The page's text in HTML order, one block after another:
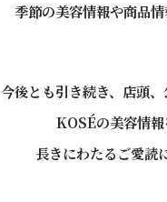
季節の美容情報や商品
今後とも引き続き、 店頭
KOSÉの美容情報
長きにわたるご愛読